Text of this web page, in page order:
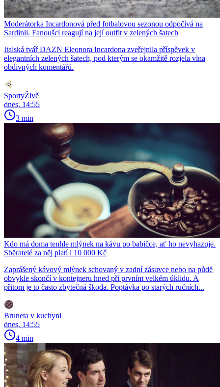
Moderátorka Incardonová před fotbalovou sezonou odpočívá na
Sardinii. Fanoušci reagují na její outfit v zelených šatech
Italská tvář DAZN Eleonora Incardona zveřejnila příspěvek v
elegantních zelených šatech, pod kterým se okamžitě rozjela vlna
obdivných komentářů.
SportyŽivě
dnes, 14:55
3 min
Kdo má doma tenhle mlýnek na kávu po babičce, ať ho nevyhazuje.
Sběratelé za něj platí i 10 000 Kč
Zaprášený kávový mlýnek schovaný v zadní zásuvce nebo na půdě
obvykle skončí v kontejneru hned při prvním velkém úklidu. A
přitom je to často zbytečná škoda. Poptávka po starých ručních...
Bruneta v kuchyni
dnes, 14:55
4 min